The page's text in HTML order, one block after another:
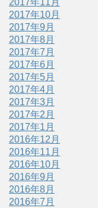
2017年11月
2017年10月
2017年9月
2017年8月
2017年7月
2017年6月
2017年5月
2017年4月
2017年3月
2017年2月
2017年1月
2016年12月
2016年11月
2016年10月
2016年9月
2016年8月
2016年7月